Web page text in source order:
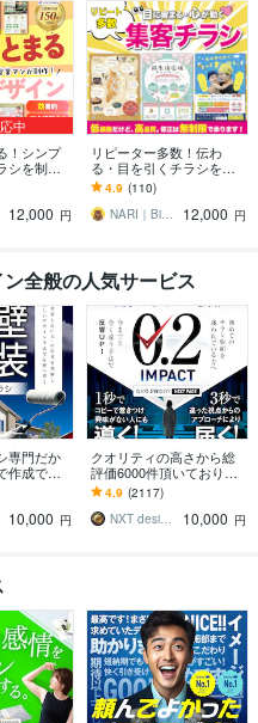
中
！シンプ
シを制作
・リーフ
イナー
ンします
12,000 円
リピーター多数！伝わ
る・目を引くチラシを制
作します “想い”と“ワクワ
ク”をカタチに。丁寧に制
作いたします◎
4.9 (110)
NARI｜Bivamin Design
12,000 円
全般の人気サービス
専門だか
作成でき
！信頼感
ティン
イン
10,000 円
クオリティの高さから総
評価6000件頂いておりま
す 修正無制限！25年デザ
イナーが作る訴求方法で
チラシ反響UP!
4.9 (2117)
NXT design 研究所
10,000 円